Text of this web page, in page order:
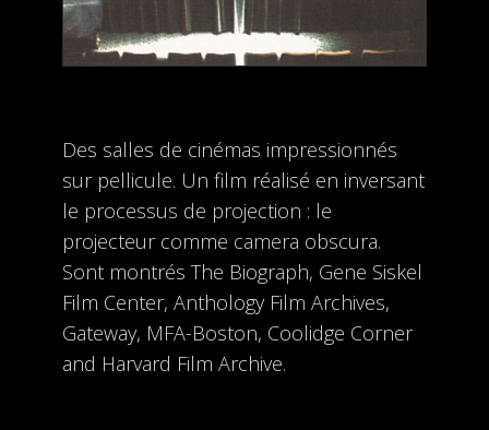
Des salles de cinémas impressionnés
sur pellicule. Un film réalisé en inversant
le processus de projection : le
projecteur comme camera obscura.
Sont montrés The Biograph, Gene Siskel
Film Center, Anthology Film Archives,
Gateway, MFA-Boston, Coolidge Corner
and Harvard Film Archive.